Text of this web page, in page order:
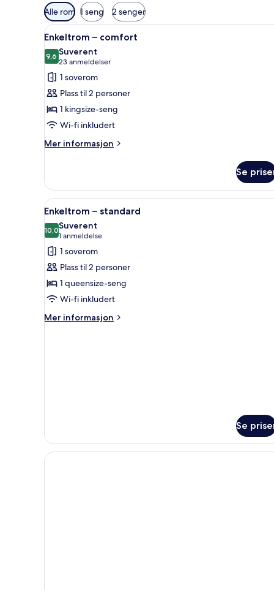
Tilgjengelige
filtre
for
rom
Alle rom 1 seng 2 senger
Åpne
alle
bildene
av
Enkeltrom
–
comfort
Enkeltrom – comfort | Safe
3
Enkeltrom – comfort
9,69,6 av 10
Suverent
23 anmeldelser
(23
anmeldelser)
1 soverom
Plass til 2 personer
1 kingsize-seng
Wi-fi inkludert
Mer informasjon
Mer
–
comfort
Se
Åpne
alle
bildene
av
Enkeltrom
–
standard
Enkeltrom – standard | Bad |
1
Enkeltrom – standard
10,010,0 av 10
Suverent
1 anmeldelse
(1
anmeldelse)
1 soverom
Plass til 2 personer
1 queensize-seng
Wi-fi inkludert
Mer informasjon
Mer
Se